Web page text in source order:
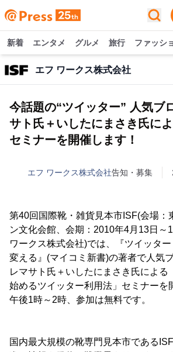
新着 エンタメ グルメ 旅行 ファッシ
エフ ワークス株式会社
今話題の“ツイッター” 人気ブ
サト氏＋いしたにまさき氏に
セミナーを開催します！
エフ ワークス株式会社告知・募集
第40回国際靴・雑貨見本市ISF(会場：
ン文化会館、会期：2010年4月13日～
ワークス株式会社)では、『ツイッタ
変える』(マイコミ新書)の著者で人気
レマサト氏＋いしたにまさき氏による
始めるツイッター利用法」セミナーを
午後1時～2時、参加は無料です。
国内最大規模の靴専門見本市である